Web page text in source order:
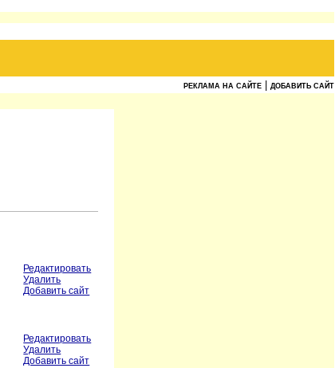
РЕКЛАМА НА САЙТЕ ДОБАВИТЬ САЙТ
Редактировать
Удалить
Добавить сайт
Редактировать
Удалить
Добавить сайт